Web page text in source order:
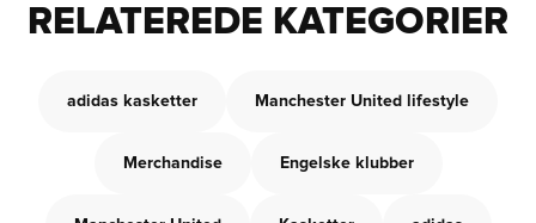
RELATEREDE KATEGORIER
adidas kasketter Manchester United lifestyle
Merchandise Engelske klubber